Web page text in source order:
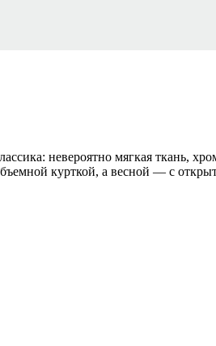
невероятно мягкая ткань,
курткой, а весной — с